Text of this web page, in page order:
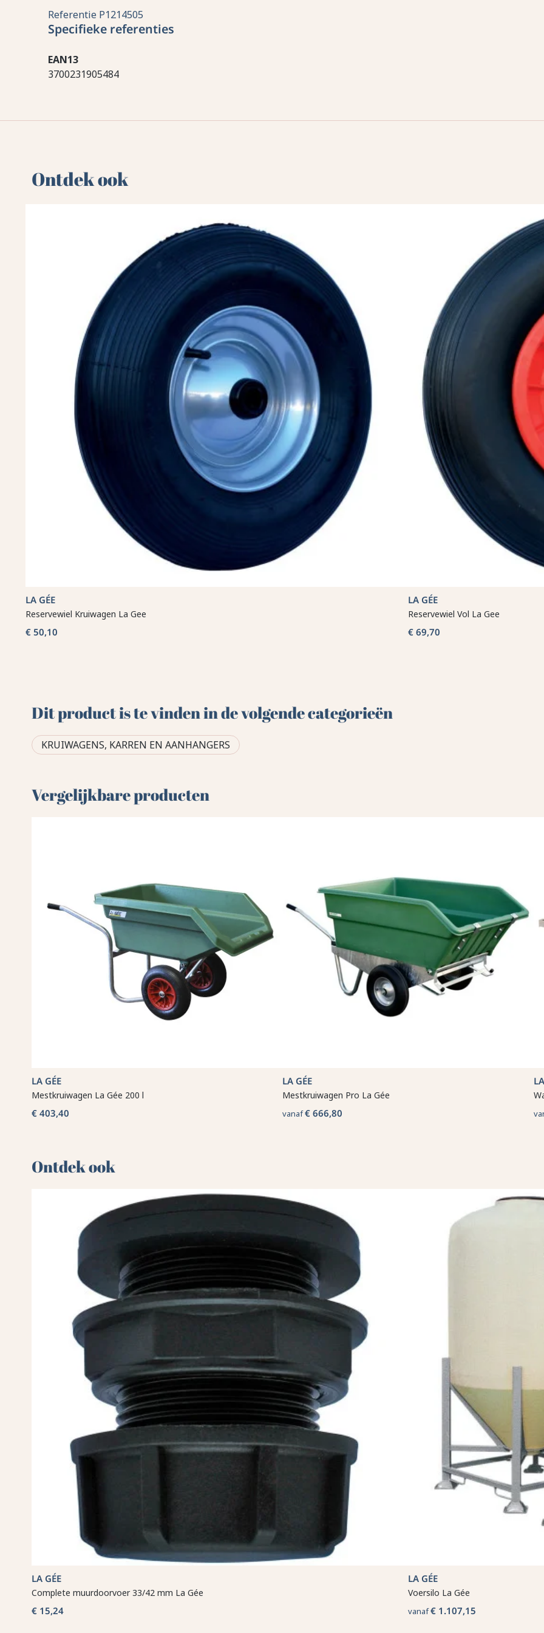
Referentie P1214505
Specifieke referenties
EAN13
3700231905484
Ontdek ook
LA GÉE
Reservewiel Kruiwagen La Gee
€ 50,10
LA GÉE
Reservewiel Vol La Gee
€ 69,70
Dit product is te vinden in de volgende categorieën
KRUIWAGENS, KARREN EN AANHANGERS
Vergelijkbare producten
LA GÉE
Mestkruiwagen La Gée 200 l
€ 403,40
LA GÉE
Mestkruiwagen Pro La Gée
vanaf€ 666,80
Ontdek ook 🌻
LA GÉE
Complete muurdoorvoer 33/42 mm La Gée
€ 15,24
LA GÉE
Voersilo La Gée
vanaf€ 1.107,15